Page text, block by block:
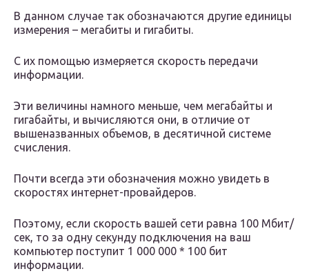
В данном случае так обозначаются другие единицы
измерения – мегабиты и гигабиты.
С их помощью измеряется скорость передачи
информации.
Эти величины намного меньше, чем мегабайты и
гигабайты, и вычисляются они, в отличие от
вышеназванных объемов, в десятичной системе
счисления.
Почти всегда эти обозначения можно увидеть в
скоростях интернет-провайдеров.
Поэтому, если скорость вашей сети равна 100 Мбит/
сек, то за одну секунду подключения на ваш
компьютер поступит 1 000 000 * 100 бит
информации.